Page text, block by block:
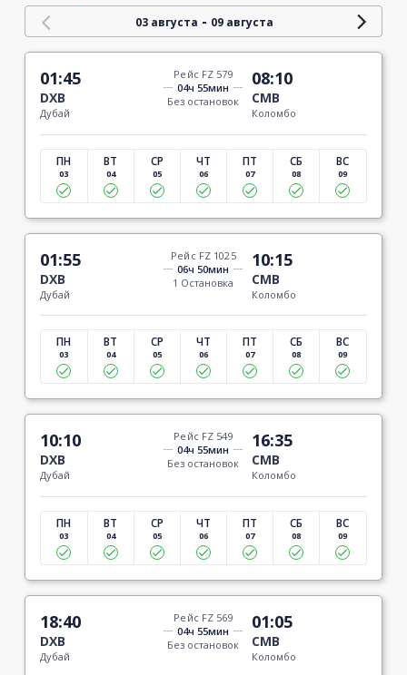
03 августа - 09 августа
01:45
DXB
Дубай
Рейс FZ 579
04ч 55мин
Без остановок
08:10
CMB
Коломбо
ПН
03
ВТ
04
СР
05
ЧТ
06
ПТ
07
СБ
08
ВС
09
01:55
DXB
Дубай
Рейс FZ 1025
06ч 50мин
1 Остановка
10:15
CMB
Коломбо
ПН
03
ВТ
04
СР
05
ЧТ
06
ПТ
07
СБ
08
ВС
09
10:10
DXB
Дубай
Рейс FZ 549
04ч 55мин
Без остановок
16:35
CMB
Коломбо
ПН
03
ВТ
04
СР
05
ЧТ
06
ПТ
07
СБ
08
ВС
09
18:40
DXB
Дубай
Рейс FZ 569
04ч 55мин
Без остановок
01:05
CMB
Коломбо